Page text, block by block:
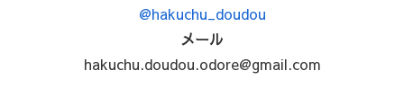
@hakuchu_doudou
メール
hakuchu.doudou.odore@gmail.com